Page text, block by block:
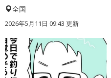
全国
2026年5月11日 09:43 更新